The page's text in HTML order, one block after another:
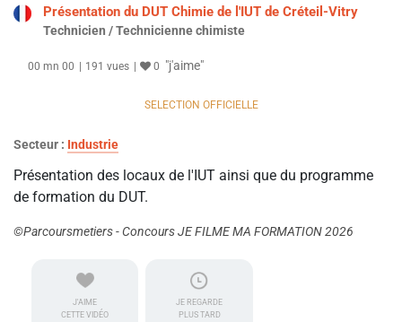
Présentation du DUT Chimie de l'IUT de Créteil-Vitry
Technicien / Technicienne chimiste
00 mn 00 191 vues 0 "j'aime"
SELECTION OFFICIELLE
Secteur : Industrie
Présentation des locaux de l'IUT ainsi que du programme
de formation du DUT.
©Parcoursmetiers - Concours JE FILME MA FORMATION 2026
J'AIME
CETTE VIDÉO
JE REGARDE
PLUS TARD